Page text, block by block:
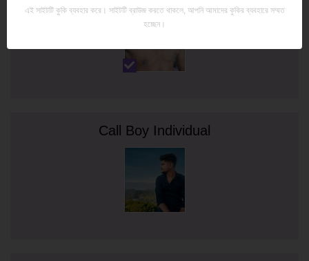
Call Boy Individual
এই সাইটটি কুকি ব্যবহার করে। সাইটটি ব্রাউজ করতে থাকলে, আপনি আমাদের কুকির ব্যবহারে সম্মত
হচ্ছেন।